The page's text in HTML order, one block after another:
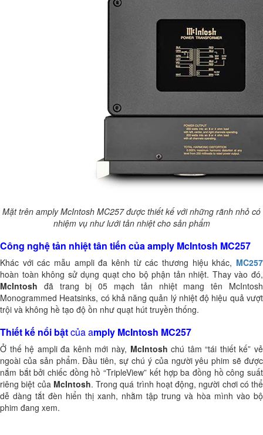
Mặt trên amply McIntosh MC257 được thiết kế với những rãnh nhỏ có
nhiệm vụ như lưới tản nhiệt cho sản phẩm
Công nghệ tản nhiệt tân tiến của amply McIntosh MC257
Khác với các mẫu ampli đa kênh từ các thương hiệu khác, MC257
hoàn toàn không sử dụng quạt cho bộ phận tản nhiệt. Thay vào đó,
McIntosh đã trang bị 05 mạch tản nhiệt mang tên McIntosh
Monogrammed Heatsinks, có khả năng quản lý nhiệt độ hiệu quả vượt
trội và không hề tạo độ ồn như quạt hút truyền thống.
Thiết kế nổi bậtcủa amply McIntosh MC257
Ở thế hệ ampli đa kênh mới này, McIntosh chú tâm “tái thiết kế” vẻ
ngoài của sản phẩm. Đầu tiên, sự chú ý của người yêu phim sẽ được
nắm bắt bởi chiếc đồng hồ “TripleView” kết hợp ba đồng hồ công suất
riêng biệt của McIntosh. Trong quá trình hoạt động, người chơi có thể
dễ dàng tắt đèn hiển thị xanh, nhằm tập trung và hòa mình vào bộ
phim đang xem.